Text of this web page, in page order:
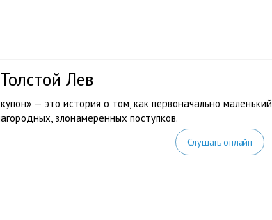
Лев
— это история о том, как первоначально маленький
злонамеренных поступков.
Слушать онлайн